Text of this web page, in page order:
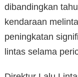
dibandingkan
kendaraan
peningkatan
lintas selama